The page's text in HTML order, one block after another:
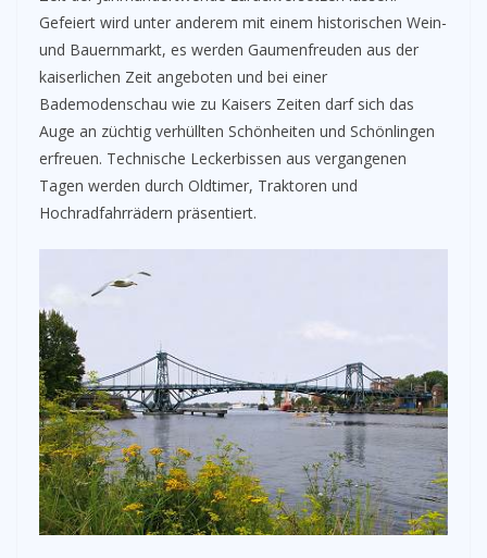
Gefeiert wird unter anderem mit einem historischen Wein-
und Bauernmarkt, es werden Gaumenfreuden aus der
kaiserlichen Zeit angeboten und bei einer
Bademodenschau wie zu Kaisers Zeiten darf sich das
Auge an züchtig verhüllten Schönheiten und Schönlingen
erfreuen. Technische Leckerbissen aus vergangenen
Tagen werden durch Oldtimer, Traktoren und
Hochradfahrrädern präsentiert.